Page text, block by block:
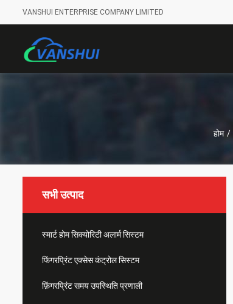
VANSHUI ENTERPRISE COMPANY LIMITED
होम /
सभी उत्पाद
स्मार्ट होम सिक्योरिटी अलार्म सिस्टम
फिंगरप्रिंट एक्सेस कंट्रोल सिस्टम
फ़िंगरप्रिंट समय उपस्थिति प्रणाली